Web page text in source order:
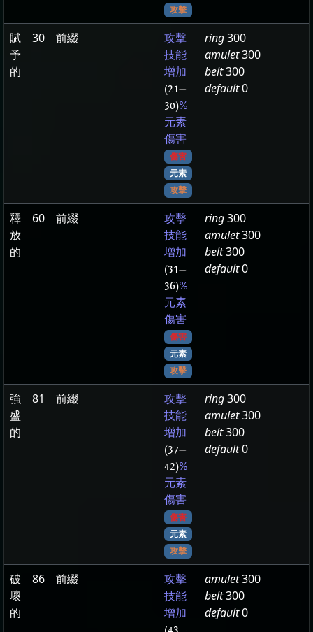
攻擊
賦
予
的
30 前綴
攻擊
技能
增加
(21—
30)%
元素
傷害
傷害
元素
攻擊
ring300
amulet300
belt300
default0
釋
放
的
60 前綴
攻擊
技能
增加
(31—
36)%
元素
傷害
傷害
元素
攻擊
ring300
amulet300
belt300
default0
強
盛
的
81 前綴
攻擊
技能
增加
(37—
42)%
元素
傷害
傷害
元素
攻擊
ring300
amulet300
belt300
default0
破
壞
的
86 前綴
攻擊
技能
增加
amulet300
belt300
default0